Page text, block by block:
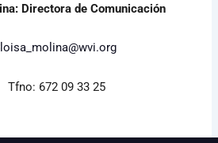
Directora de Comunicación
Tfno: 672 09 33 25